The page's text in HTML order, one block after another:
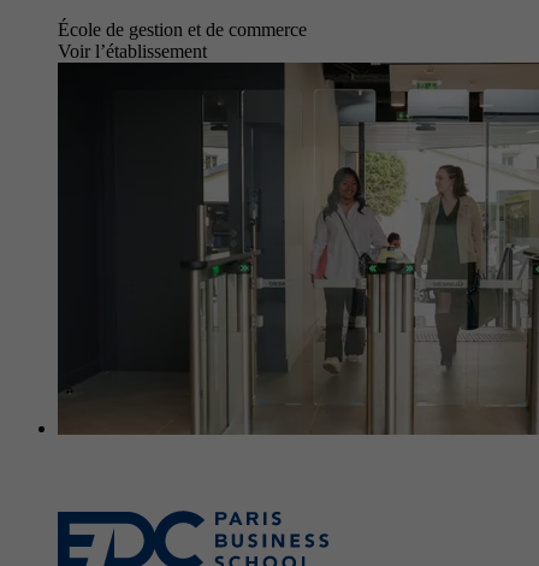
École de gestion et de commerce
Voir l’établissement